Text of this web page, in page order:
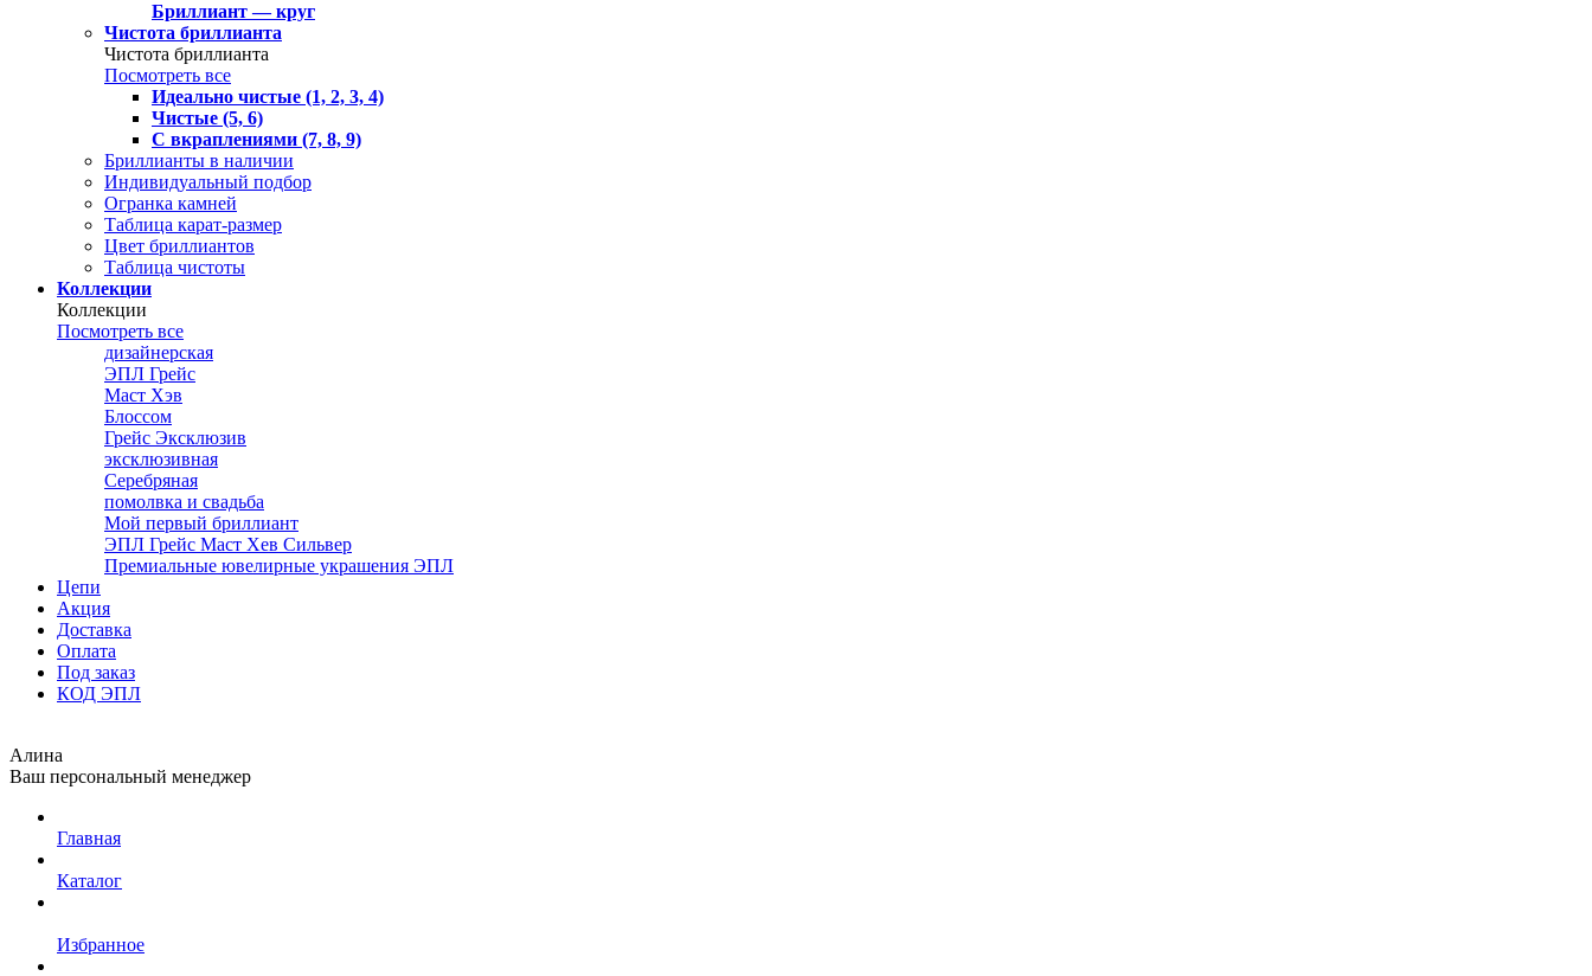
Бриллиант — круг
Чистота бриллианта
Чистота бриллианта
Посмотреть все
Идеально чистые (1, 2, 3, 4)
Чистые (5, 6)
С вкраплениями (7, 8, 9)
Бриллианты в наличии
Индивидуальный подбор
Огранка камней
Таблица карат-размер
Цвет бриллиантов
Таблица чистоты
Коллекции
Коллекции
Посмотреть все
дизайнерская
ЭПЛ Грейс
Маст Хэв
Блоссом
Грейс Эксклюзив
эксклюзивная
Серебряная
помолвка и свадьба
Мой первый бриллиант
ЭПЛ Грейс Маст Хев Сильвер
Премиальные ювелирные украшения ЭПЛ
Цепи
Акция
Доставка
Оплата
Под заказ
КОД ЭПЛ
Алина
Ваш персональный менеджер
Главная
Каталог
Избранное